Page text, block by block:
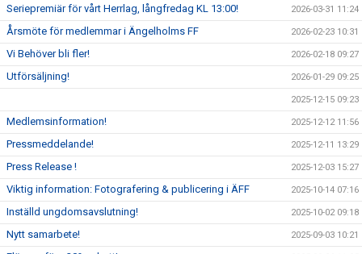
Seriepremiär för vårt Herrlag, långfredag KL 13:00! 2026-03-31 11:24
Årsmöte för medlemmar i Ängelholms FF 2026-02-23 10:31
Vi Behöver bli fler! 2026-02-18 09:27
Utförsäljning! 2026-01-29 09:25
2025-12-15 09:23
Medlemsinformation! 2025-12-12 11:56
Pressmeddelande! 2025-12-11 13:29
Press Release ! 2025-12-03 15:27
Viktig information: Fotografering & publicering i ÄFF 2025-10-14 07:16
Inställd ungdomsavslutning! 2025-10-02 09:18
Nytt samarbete! 2025-09-03 10:21